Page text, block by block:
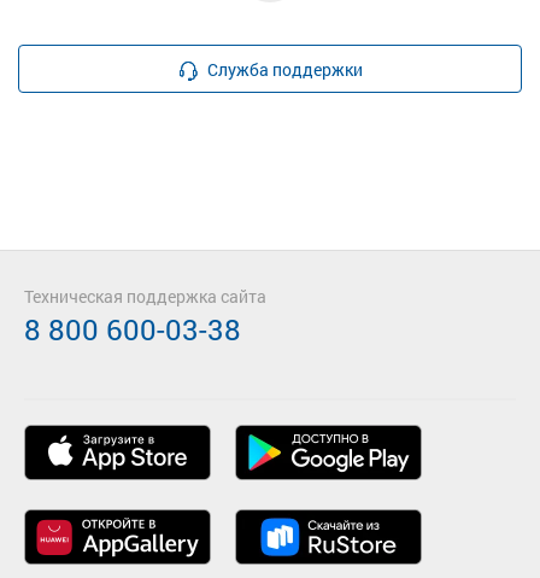
Служба поддержки
Техническая поддержка сайта
8 800 600-03-38